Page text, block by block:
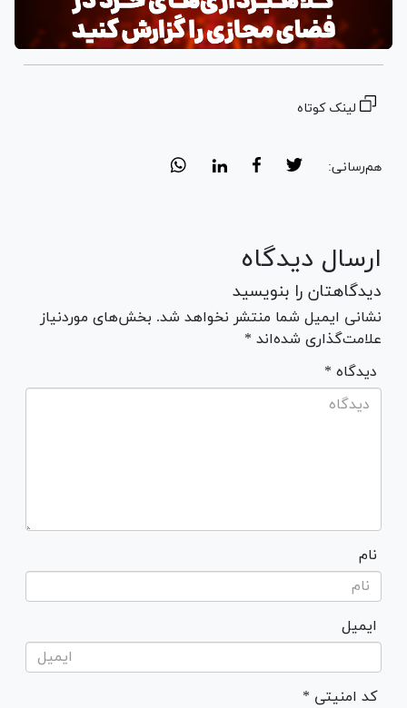
لینک کوتاه
هم‌رسانی:
ارسال دیدگاه
دیدگاهتان را بنویسید
نشانی ایمیل شما منتشر نخواهد شد. بخش‌های موردنیاز
علامت‌گذاری شده‌اند *
* دیدگاه
نام
ایمیل
* کد امنیتی